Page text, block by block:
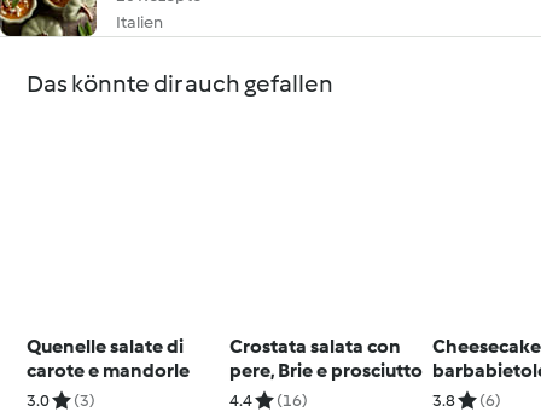
Italien
Das könnte dir auch gefallen
Quenelle salate di
carote e mandorle
3.0 (3)
Crostata salata con
pere, Brie e prosciutto
4.4 (16)
salmone
3.8 (6)